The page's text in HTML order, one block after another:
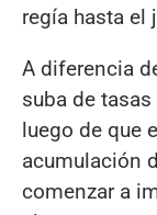
regía hasta el
A diferencia
suba de
luego de que
acumulación
comenzar a